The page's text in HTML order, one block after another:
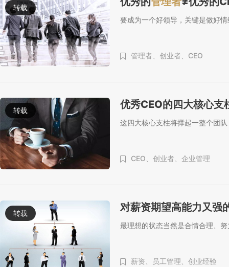
转载
要成为一个好领导，关键是做好
管理者、 创业者、 CEO
转载 优秀CEO的四大核心支
这四大核心支柱将撑起一整个团队
CEO、 创业者、 企业管理
转载 对薪资期望高能力又强
最理想的状态当然是合情合理、
薪资、 员工管理、 创业经验